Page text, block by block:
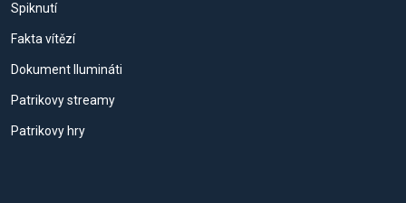
Spiknutí
Fakta vítězí
Dokument Ilumináti
Patrikovy streamy
Patrikovy hry